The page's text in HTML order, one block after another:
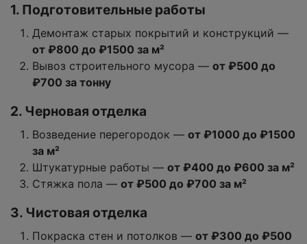
1. Подготовительные работы
Демонтаж старых покрытий и конструкций —
от ₽800 до ₽1500 за м²
Вывоз строительного мусора — от ₽500 до
₽700 за тонну
2. Черновая отделка
Возведение перегородок — от ₽1000 до ₽1500
за м²
Штукатурные работы — от ₽400 до ₽600 за м²
Стяжка пола — от ₽500 до ₽700 за м²
3. Чистовая отделка
Покраска стен и потолков — от ₽300 до ₽500